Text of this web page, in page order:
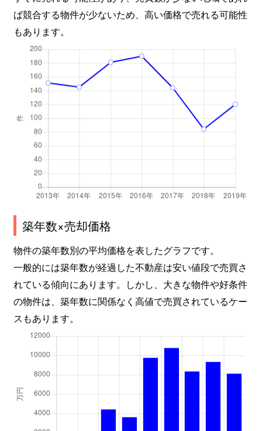
ば競合する物件が少ないため、高い価格で売れる可能性
もあります。
築年数×売却価格
物件の築年数別の平均価格を表したグラフです。
一般的には築年数が経過した不動産は安い値段で売買さ
れている傾向にあります。しかし、大きな物件や好条件
の物件は、築年数に関係なく高値で売買されているケー
スもあります。